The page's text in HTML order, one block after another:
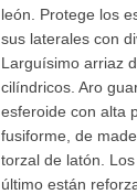
león. Protege los
sus laterales con
Larguísimo arriaz
cilíndricos. Aro
esferoide con alta
fusiforme, de
torzal de latón.
último están